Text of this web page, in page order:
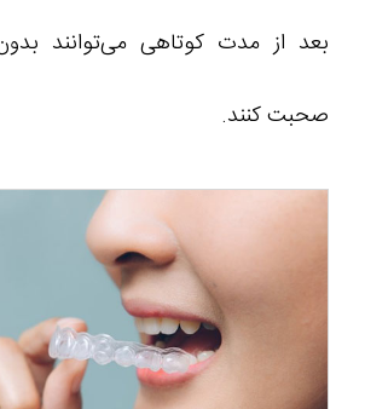
بعد از مدت کوتاهی می‌توانند
صحبت کنند.